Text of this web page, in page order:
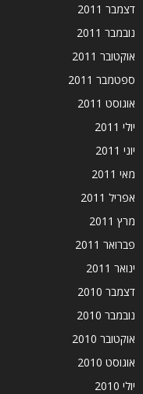
דצמבר 2011
נובמבר 2011
אוקטובר 2011
ספטמבר 2011
אוגוסט 2011
יולי 2011
יוני 2011
מאי 2011
אפריל 2011
מרץ 2011
פברואר 2011
ינואר 2011
דצמבר 2010
נובמבר 2010
אוקטובר 2010
אוגוסט 2010
יולי 2010